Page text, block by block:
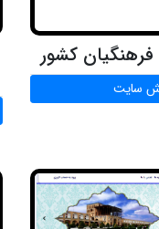
کشور
سایت